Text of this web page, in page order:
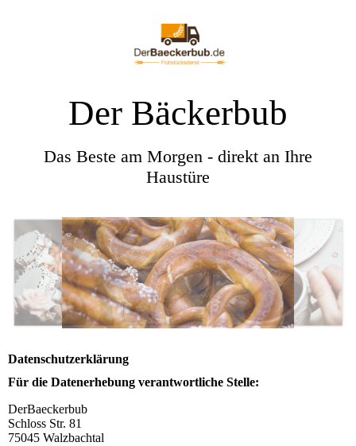
Der Bäckerbub
Das Beste am Morgen - direkt an Ihre
Haustüre
Datenschutzerklärung
Für die Datenerhebung verantwortliche Stelle:
DerBaeckerbub
Schloss Str. 81
75045 Walzbachtal